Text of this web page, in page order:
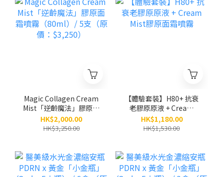
Magic Collagen Cream
Mist「逆齡魔法」膠原面
霜噴霧（80ml）/ 5支
（原價：$3,250）
HK$2,000.00
HK$3,250.00
【體驗套裝】H80+ 抗衰
老膠原原液 + Cream
Mist膠原面霜噴霧
HK$1,180.00
HK$1,530.00